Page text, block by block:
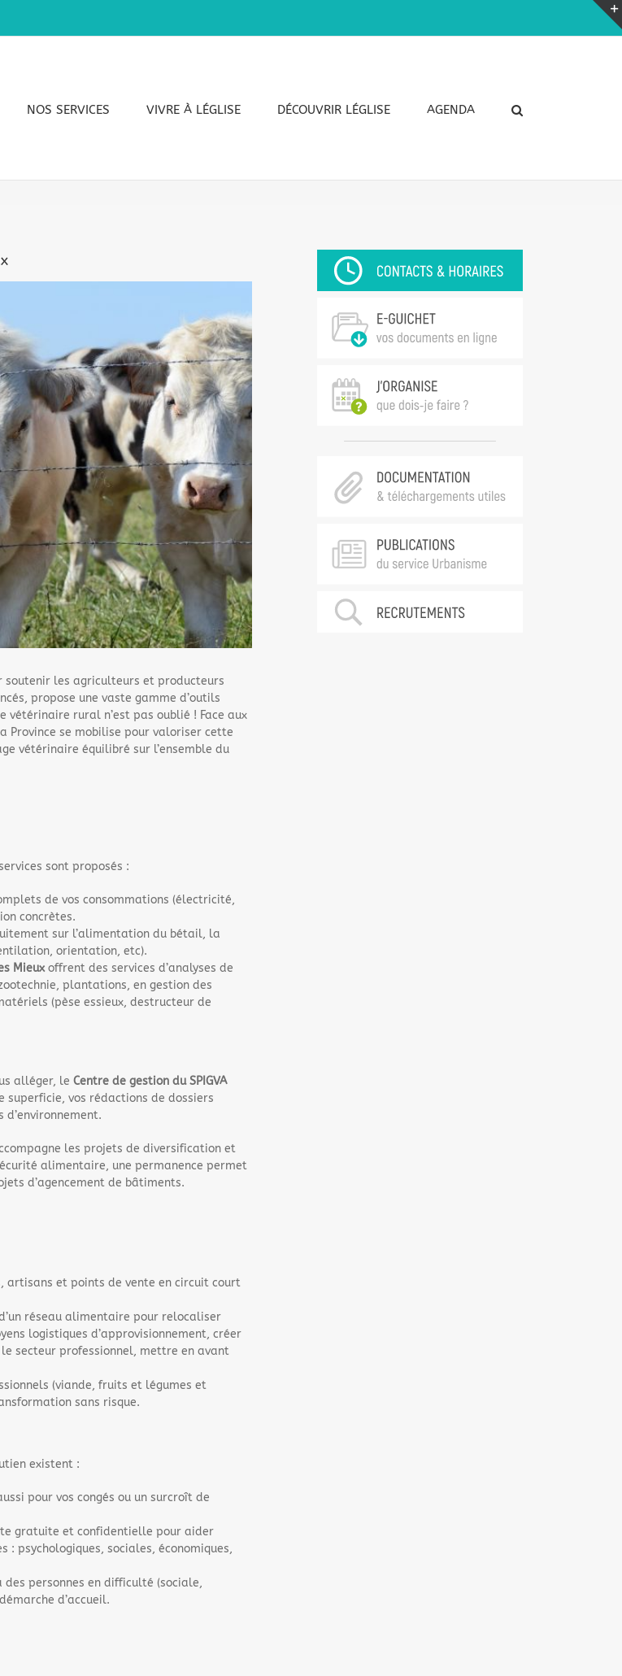
NOS SERVICES VIVRE À LÉGLISE DÉCOUVRIR LÉGLISE AGENDA
soutenir les agriculteurs et producteurs
propose une vaste gamme d’outils
rural n’est pas oublié ! Face aux
se mobilise pour valoriser cette
vétérinaire équilibré sur l’ensemble du
sont proposés :
de vos consommations (électricité,
concrètes.
sur l’alimentation du bétail, la
orientation, etc).
Mieux offrent des services d’analyses de
plantations, en gestion des
(pèse essieux, destructeur de
alléger, le Centre de gestion du SPIGVA
vos rédactions de dossiers
les projets de diversification et
alimentaire, une permanence permet
d’agencement de bâtiments.
et points de vente en circuit court
réseau alimentaire pour relocaliser
logistiques d’approvisionnement, créer
secteur professionnel, mettre en avant
(viande, fruits et légumes et
sans risque.
existent :
pour vos congés ou un surcroît de
gratuite et confidentielle pour aider
psychologiques, sociales, économiques,
personnes en difficulté (sociale,
d’accueil.